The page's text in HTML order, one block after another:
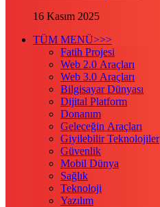
16 Kasım 2025
TÜM MENÜ>>>
Fatih Projesi
Web 2.0 Araçları
Web 3.0 Araçları
Bilgisayar Dünyası
Dijital Platform
Donanım
Geleceğin Araçları
Giyilebilir Teknolojiler
Güvenlik
Mobil Dünya
Sağlık
Teknoloji
Yazılım